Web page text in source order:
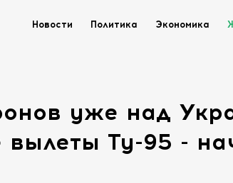
Новости Политика Экономика
уже над
Ту-95 -